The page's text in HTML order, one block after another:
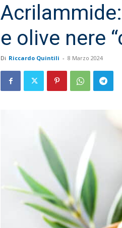
e olive nere
Di Riccardo Quintili - 8 Marzo 2024